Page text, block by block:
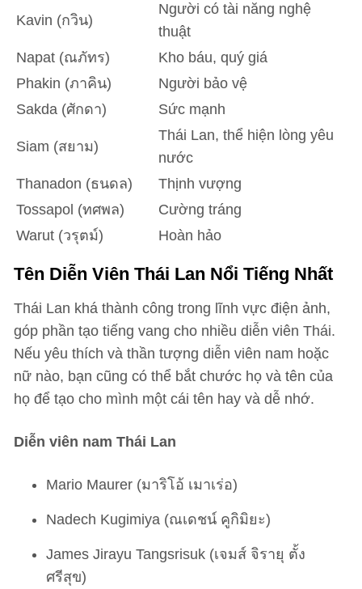
Kavin (กวิน)
Người có tài năng nghệ
thuật
Napat (ณภัทร)
Kho báu, quý giá
Phakin (ภาคิน)
Người bảo vệ
Sakda (ศักดา)
Sức mạnh
Siam (สยาม)
Thái Lan, thể hiện lòng yêu
nước
Thanadon (ธนดล)
Thịnh vượng
Tossapol (ทศพล)
Cường tráng
Warut (วรุตม์)
Hoàn hảo
Tên Diễn Viên Thái Lan Nổi Tiếng Nhất
Thái Lan khá thành công trong lĩnh vực điện ảnh,
góp phần tạo tiếng vang cho nhiều diễn viên Thái.
Nếu yêu thích và thần tượng diễn viên nam hoặc
nữ nào, bạn cũng có thể bắt chước họ và tên của
họ để tạo cho mình một cái tên hay và dễ nhớ.
Diễn viên nam Thái Lan
Mario Maurer (มาริโอ้ เมาเร่อ)
Nadech Kugimiya (ณเดชน์ คูกิมิยะ)
James Jirayu Tangsrisuk (เจมส์ จิรายุ ตั้ง
ศรีสุข)